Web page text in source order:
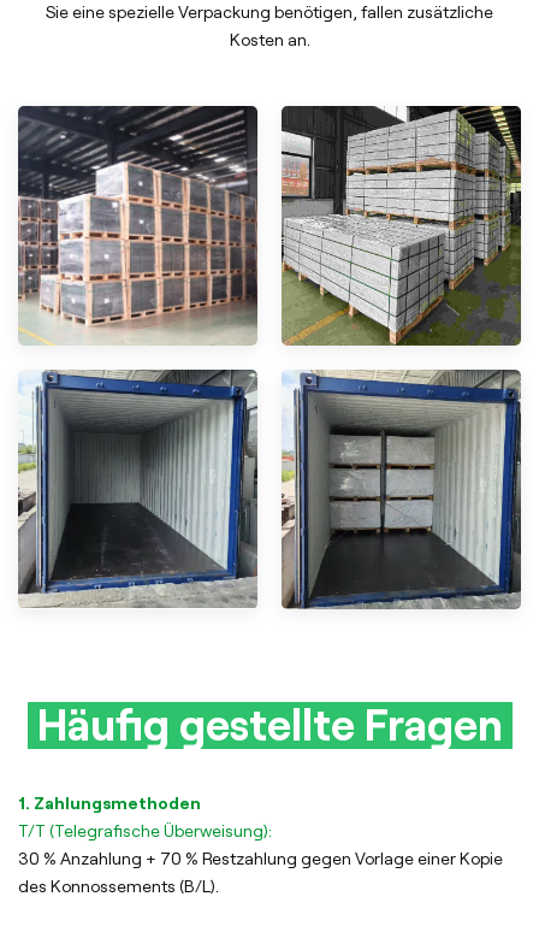
Sie eine spezielle Verpackung benötigen, fallen zusätzliche
Kosten an.
Häufig gestellte Fragen
1. Zahlungsmethoden
T/T (Telegrafische Überweisung):
30 % Anzahlung + 70 % Restzahlung gegen Vorlage einer Kopie
des Konnossements (B/L).